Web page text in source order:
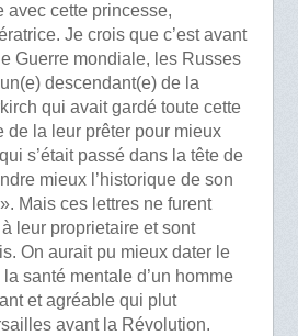
avec cette princesse,
Je crois que c’est avant
Guerre mondiale, les Russes
descendant(e) de la
qui avait gardé toute cette
de la leur prêter pour mieux
s’était passé dans la tête de
mieux l’historique de son
Mais ces lettres ne furent
leur proprietaire et sont
On aurait pu mieux dater le
santé mentale d’un homme
et agréable qui plut
avant la Révolution.